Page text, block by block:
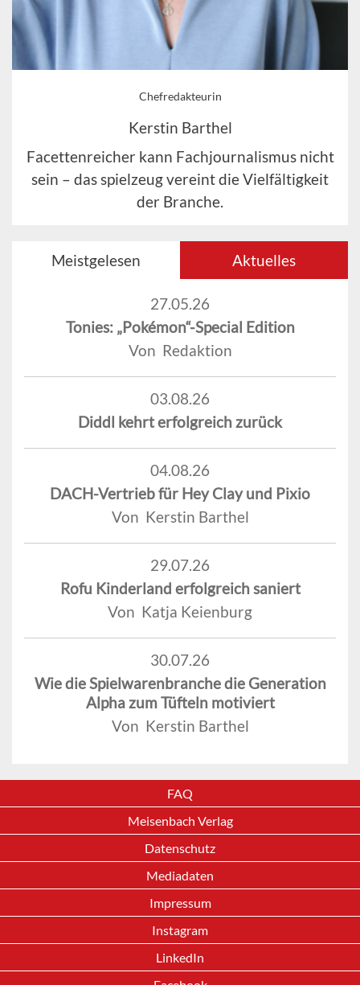
Chefredakteurin
Kerstin Barthel
Facettenreicher kann Fachjournalismus nicht
sein – das spielzeug vereint die Vielfältigkeit
der Branche.
Meistgelesen Aktuelles
27.05.26
Tonies: „Pokémon“-Special Edition
Von Redaktion
03.08.26
Diddl kehrt erfolgreich zurück
04.08.26
DACH-Vertrieb für Hey Clay und Pixio
Von Kerstin Barthel
29.07.26
Rofu Kinderland erfolgreich saniert
Von Katja Keienburg
30.07.26
Wie die Spielwarenbranche die Generation
Alpha zum Tüfteln motiviert
Von Kerstin Barthel
FAQ
Meisenbach Verlag
Datenschutz
Mediadaten
Impressum
Instagram
LinkedIn